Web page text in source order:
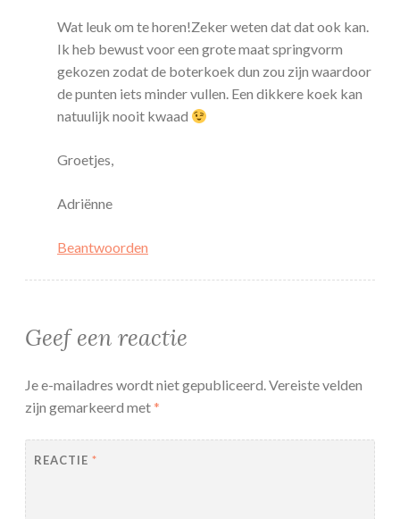
Wat leuk om te horen!Zeker weten dat dat ook kan.
Ik heb bewust voor een grote maat springvorm
gekozen zodat de boterkoek dun zou zijn waardoor
de punten iets minder vullen. Een dikkere koek kan
natuulijk nooit kwaad
Groetjes,
Adriënne
Beantwoorden
Geef een reactie
Je e-mailadres wordt niet gepubliceerd.Vereiste velden
zijn gemarkeerd met*
REACTIE *